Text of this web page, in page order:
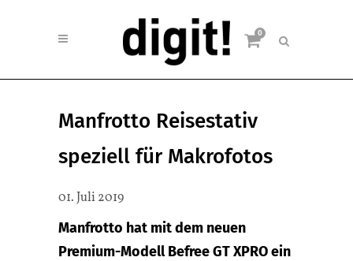
0
Manfrotto Reisestativ
speziell für Makrofotos
01. Juli 2019
Manfrotto hat mit dem neuen
Premium-Modell Befree GT XPRO ein